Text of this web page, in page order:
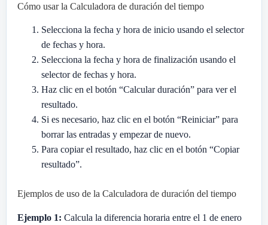
Cómo usar la Calculadora de duración del tiempo
Selecciona la fecha y hora de inicio usando el selector
de fechas y hora.
Selecciona la fecha y hora de finalización usando el
selector de fechas y hora.
Haz clic en el botón “Calcular duración” para ver el
resultado.
Si es necesario, haz clic en el botón “Reiniciar” para
borrar las entradas y empezar de nuevo.
Para copiar el resultado, haz clic en el botón “Copiar
resultado”.
Ejemplos de uso de la Calculadora de duración del tiempo
Ejemplo 1: Calcula la diferencia horaria entre el 1 de enero